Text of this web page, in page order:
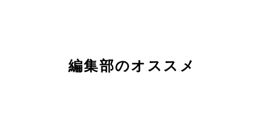
編集部のオススメ